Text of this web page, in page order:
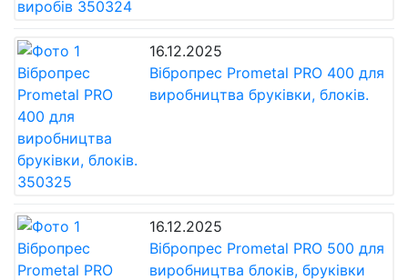
16.12.2025
Вібропрес Prometal PRO 400 для
виробництва бруківки, блоків.
16.12.2025
Вібропрес Prometal PRO 500 для
виробництва блоків, бруківки